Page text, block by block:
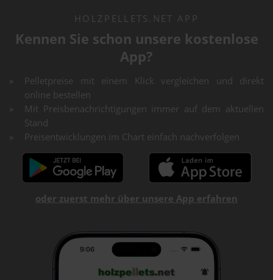
HOLZPELLETS.NET APP
Kennen Sie schon unsere kostenlose
App?
Pelletpreise mit einem Klick vergleichen und direkt
online bestellen
Mit Preisbenachrichtigungen immer auf dem aktuellen
Stand
Preisentwicklungen im Chart einfach nachverfolgen
oder zuerst mehr über unsere App erfahren